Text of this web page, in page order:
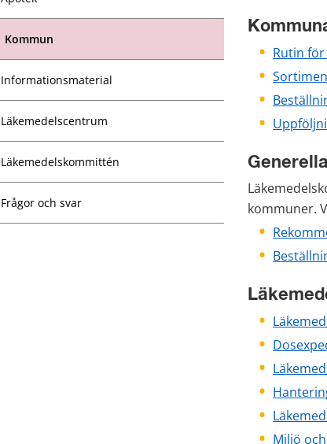
Kommun
Informationsmaterial
Läkemedelscentrum
Läkemedelskommittén
Frågor och svar
Rutin
kommuner.
Miljö